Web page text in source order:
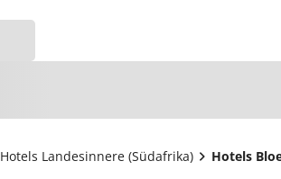
Hotels Landesinnere (Südafrika) Hotels